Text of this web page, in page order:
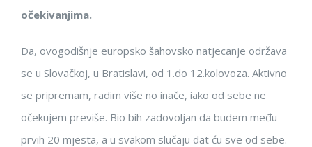
očekivanjima.
Da, ovogodišnje europsko šahovsko natjecanje održava
se u Slovačkoj, u Bratislavi, od 1.do 12.kolovoza. Aktivno
se pripremam, radim više no inače, iako od sebe ne
očekujem previše. Bio bih zadovoljan da budem među
prvih 20 mjesta, a u svakom slučaju dat ću sve od sebe.